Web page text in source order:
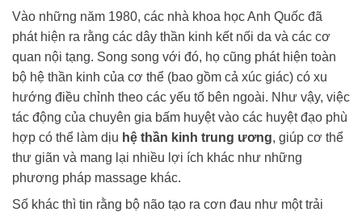
Vào những năm 1980, các nhà khoa học Anh Quốc đã
phát hiện ra rằng các dây thần kinh kết nối da và các cơ
quan nội tạng. Song song với đó, họ cũng phát hiện toàn
bộ hệ thần kinh của cơ thể (bao gồm cả xúc giác) có xu
hướng điều chỉnh theo các yếu tố bên ngoài. Như vậy, việc
tác động của chuyên gia bấm huyệt vào các huyệt đạo phù
hợp có thể làm dịu hệ thần kinh trung ương, giúp cơ thể
thư giãn và mang lại nhiều lợi ích khác như những
phương pháp massage khác.
Số khác thì tin rằng bộ não tạo ra cơn đau như một trải